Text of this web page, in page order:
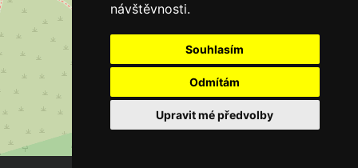
návštěvnosti.
Souhlasím
Odmítám
Upravit mé předvolby